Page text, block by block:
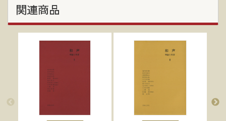
関連商品